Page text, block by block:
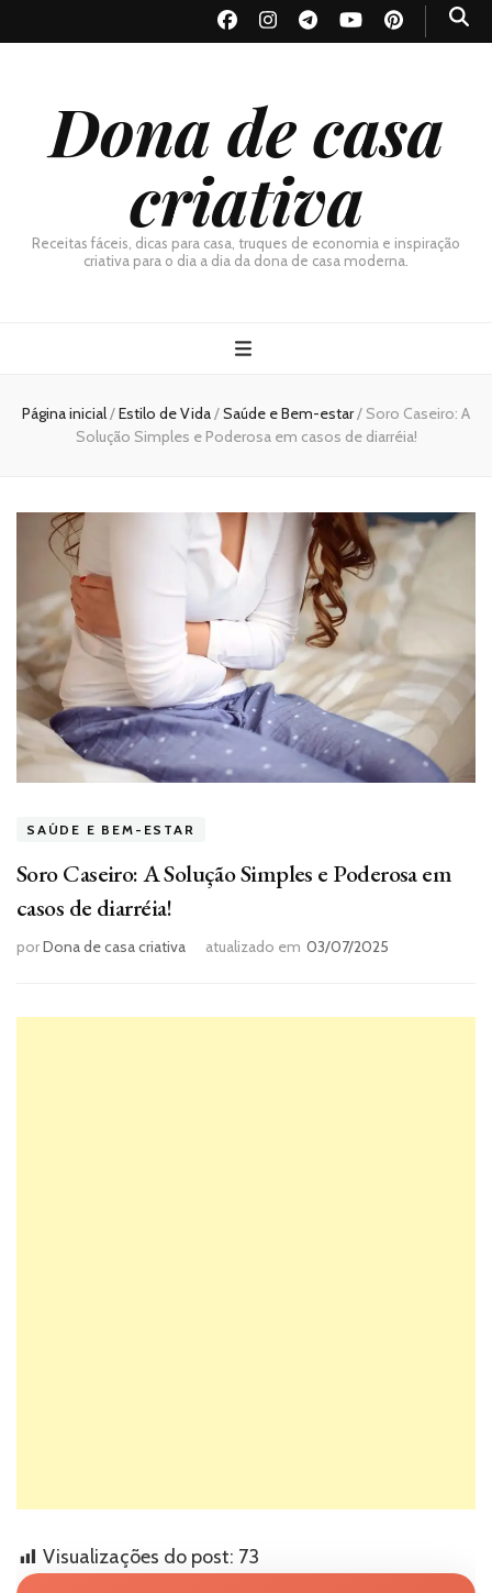
Dona de casa
criativa
Receitas fáceis, dicas para casa, truques de economia e inspiração
criativa para o dia a dia da dona de casa moderna.
Página inicial/Estilo de Vida/Saúde e Bem-estar/ Soro Caseiro: A
Solução Simples e Poderosa em casos de diarréia!
SAÚDE E BEM-ESTAR
Soro Caseiro: A Solução Simples e Poderosa em
casos de diarréia!
porDona de casa criativa atualizado em 03/07/2025
Visualizações do post: 73